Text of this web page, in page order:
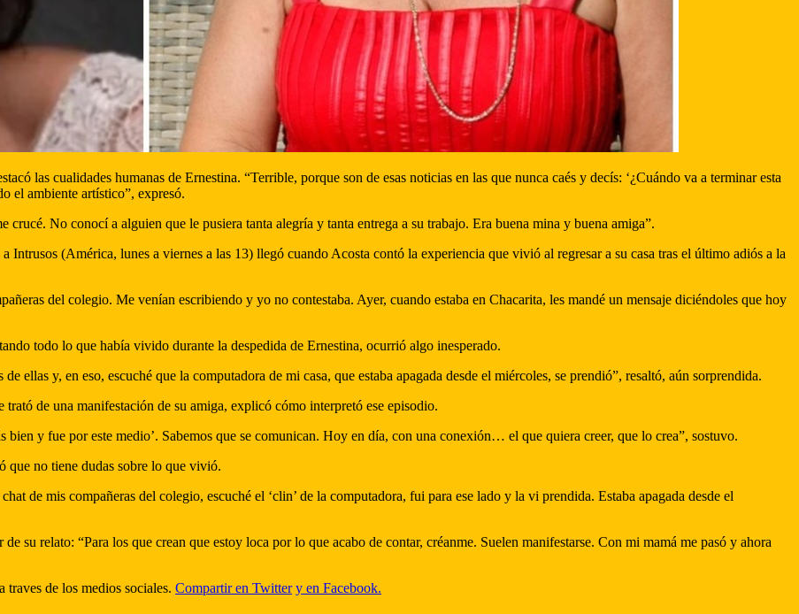
las cualidades humanas de Ernestina. “Terrible, porque son de esas noticias en las que nunca caés y decís: ‘¿Cuándo va a terminar esta
el ambiente artístico”, expresó.
No conocí a alguien que le pusiera tanta alegría y tanta entrega a su trabajo. Era buena mina y buena amiga”.
Intrusos (América, lunes a viernes a las 13) llegó cuando Acosta contó la experiencia que vivió al regresar a su casa tras el último adiós a la
del colegio. Me venían escribiendo y yo no contestaba. Ayer, cuando estaba en Chacarita, les mandé un mensaje diciéndoles que hoy
todo lo que había vivido durante la despedida de Ernestina, ocurrió algo inesperado.
ellas y, en eso, escuché que la computadora de mi casa, que estaba apagada desde el miércoles, se prendió”, resaltó, aún sorprendida.
de una manifestación de su amiga, explicó cómo interpretó ese episodio.
bien y fue por este medio’. Sabemos que se comunican. Hoy en día, con una conexión… el que quiera creer, que lo crea”, sostuvo.
no tiene dudas sobre lo que vivió.
de mis compañeras del colegio, escuché el ‘clin’ de la computadora, fui para ese lado y la vi prendida. Estaba apagada desde el
su relato: “Para los que crean que estoy loca por lo que acabo de contar, créanme. Suelen manifestarse. Con mi mamá me pasó y ahora
de los medios sociales. Compartir en Twitter y en Facebook.